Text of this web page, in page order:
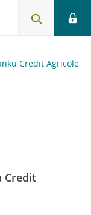
Credit Agricole
Credit